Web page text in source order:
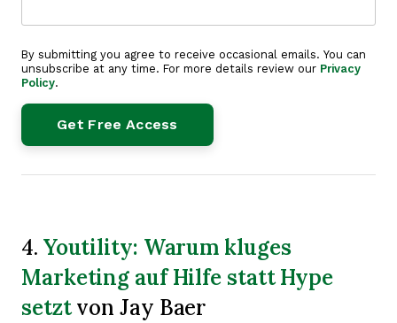
By submitting you agree to receive occasional emails. You can
unsubscribe at any time. For more details review our Privacy
Policy.
4. Youtility: Warum kluges
Marketing auf Hilfe statt Hype
setztvon Jay Baer